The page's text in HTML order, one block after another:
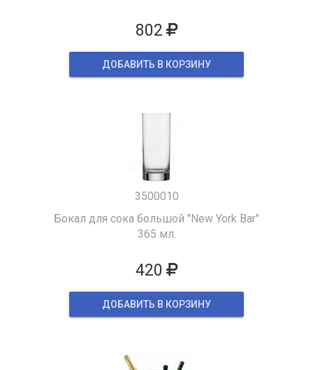
802
ДОБАВИТЬ В КОРЗИНУ
3500010
Бокал для сока большой "New York Bar"
365 мл.
420
ДОБАВИТЬ В КОРЗИНУ